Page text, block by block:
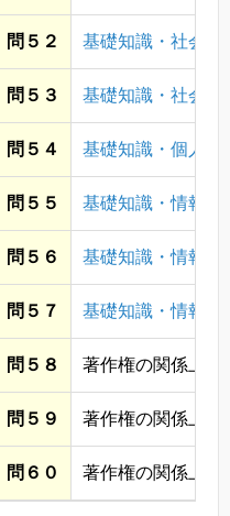
問５２ 基礎知識・社会
問５３ 基礎知識・社会
問５４ 基礎知識・個人情
問５５ 基礎知識・情報通
問５６ 基礎知識・情報通
問５７ 基礎知識・情報通
問５８ 著作権の関係上省
問５９ 著作権の関係上省
問６０ 著作権の関係上省